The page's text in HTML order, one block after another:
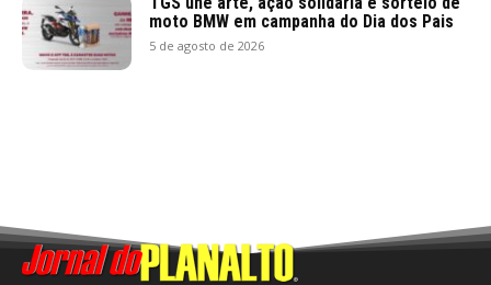
moto BMW em campanha do Dia dos Pais
5 de agosto de 2026